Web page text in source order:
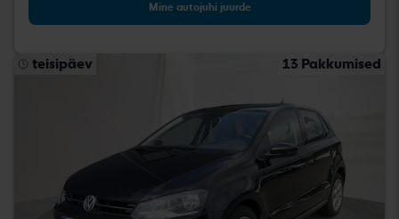
Mine autojuhi juurde
teisipäev 13 Pakkumised